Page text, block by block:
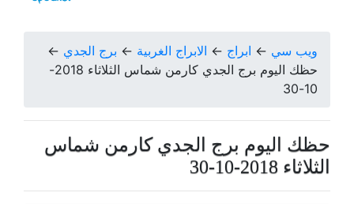
ويب سي ← ابراج ← الابراج الغربية ← برج الجدي ←
حظك اليوم برج الجدي كارمن شماس الثلاثاء 2018-
10-30
حظك اليوم برج الجدي كارمن شماس
الثلاثاء 2018-10-30